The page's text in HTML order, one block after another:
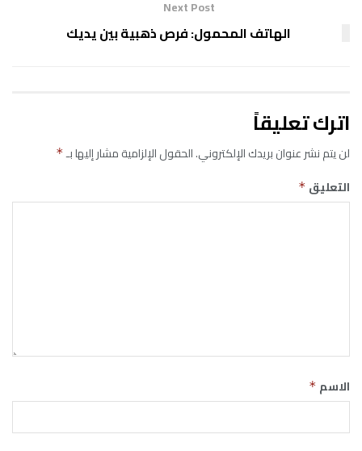
Next Post
الهاتف المحمول: فرص ذهبية بين يديك
اترك تعليقاً
لن يتم نشر عنوان بريدك الإلكتروني.الحقول الإلزامية مشار إليها بـ*
التعليق *
الاسم *